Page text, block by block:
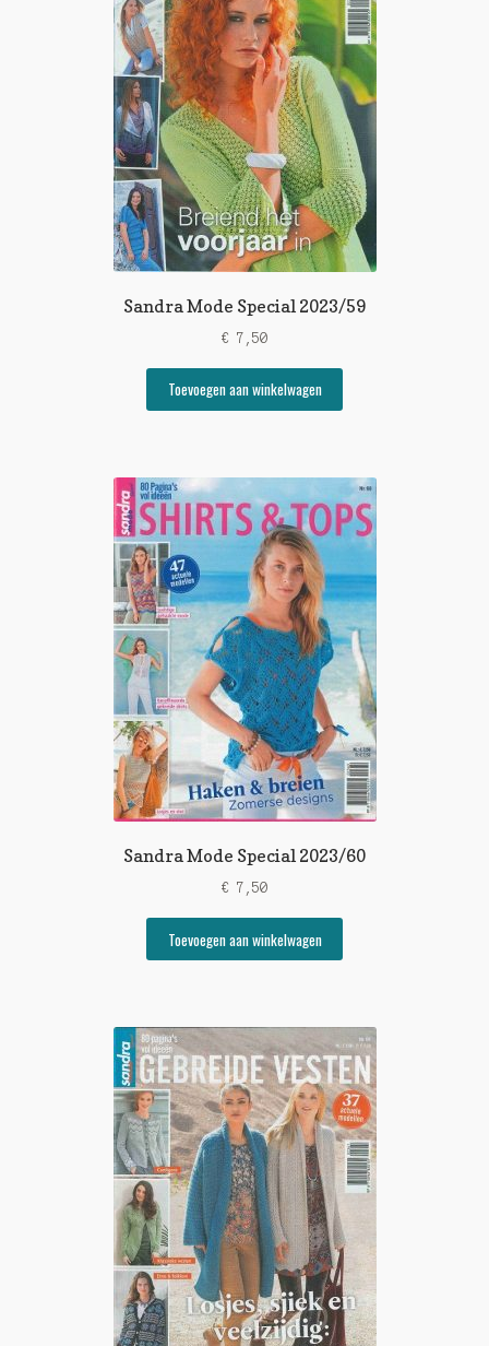
Sandra Mode Special 2023/59
€ 7,50
Toevoegen aan winkelwagen
Sandra Mode Special 2023/60
€ 7,50
Toevoegen aan winkelwagen